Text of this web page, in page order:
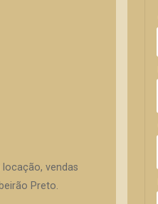
vendas
Preto.